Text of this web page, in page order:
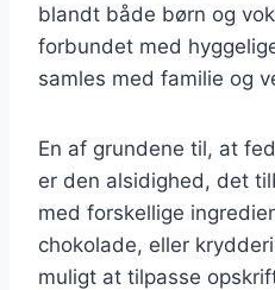
blandt både børn og
forbundet med
samles med familie og
En af grundene til, at
er den alsidighed, det
med forskellige
chokolade, eller
muligt at tilpasse